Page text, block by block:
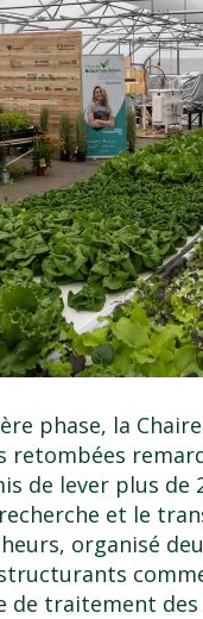
phase, la
retombées
de lever plus
et le
organisé
de traitement des